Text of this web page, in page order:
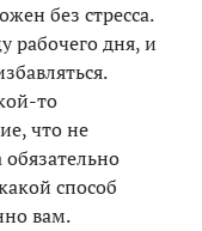
без стресса.
рабочего дня, и
то
что не
способ
вам.